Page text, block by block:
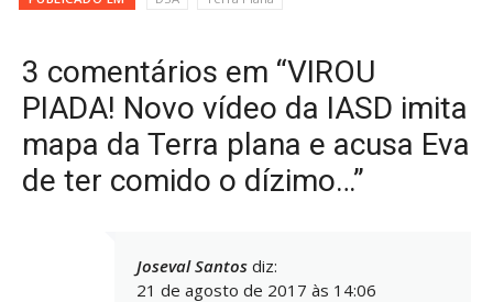
3 comentários em “VIROU
PIADA! Novo vídeo da IASD imita
mapa da Terra plana e acusa Eva
de ter comido o dízimo…”
Joseval Santos diz:
21 de agosto de 2017 às 14:06